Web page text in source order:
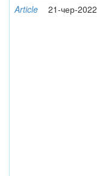
Article
21-чер-2022